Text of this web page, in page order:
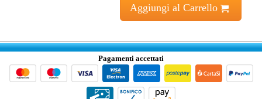
Aggiungi al Carrello
Pagamenti accettati